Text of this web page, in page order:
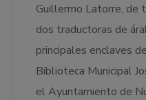
Guillermo Latorre, de
dos traductoras de
principales enclaves
Biblioteca Municipal
el Ayuntamiento de